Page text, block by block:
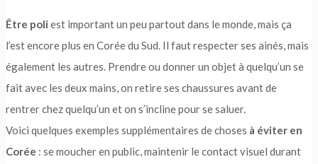
Être poli est important un peu partout dans le monde, mais ça
l’est encore plus en Corée du Sud. Il faut respecter ses ainés, mais
également les autres. Prendre ou donner un objet à quelqu’un se
fait avec les deux mains, on retire ses chaussures avant de
rentrer chez quelqu’un et on s’incline pour se saluer.
Voici quelques exemples supplémentaires de choses à éviter en
Corée : se moucher en public, maintenir le contact visuel durant